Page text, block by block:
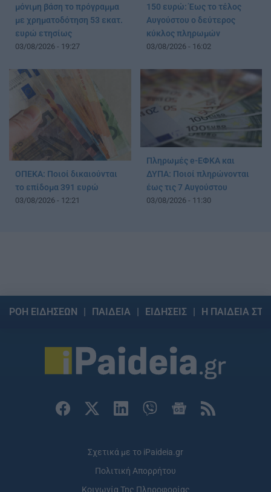
μόνιμη βάση το πρόγραμμα
με χρηματοδότηση 53 εκατ.
ευρώ ετησίως
03/08/2026 - 19:27
150 ευρώ: Έως το τέλος
Αυγούστου ο δεύτερος
κύκλος πληρωμών
03/08/2026 - 16:02
ΟΠΕΚΑ: Ποιοί δικαιούνται
το επίδομα 391 ευρώ
03/08/2026 - 12:21
Πληρωμές e-ΕΦΚΑ και
ΔΥΠΑ: Ποιοί πληρώνονται
έως τις 7 Αυγούστου
03/08/2026 - 11:30
ΡΟΗ ΕΙΔΗΣΕΩΝ ΠΑΙΔΕΙΑ ΕΙΔΗΣΕΙΣ Η ΠΑΙΔΕΙΑ
Σχετικά με το iPaideia.gr
Πολιτική Απορρήτου